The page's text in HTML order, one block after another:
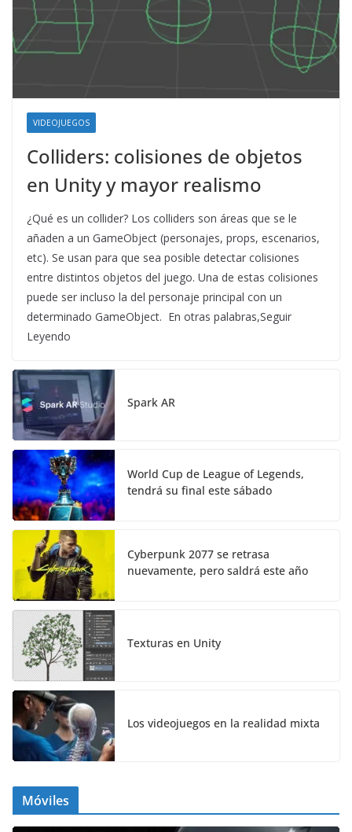
VIDEOJUEGOS
Colliders: colisiones de objetos
en Unity y mayor realismo
¿Qué es un collider? Los colliders son áreas que se le
añaden a un GameObject (personajes, props, escenarios,
etc). Se usan para que sea posible detectar colisiones
entre distintos objetos del juego. Una de estas colisiones
puede ser incluso la del personaje principal con un
determinado GameObject. En otras palabras,Seguir
Leyendo
Spark AR
World Cup de League of Legends,
tendrá su final este sábado
Cyberpunk 2077 se retrasa
nuevamente, pero saldrá este año
Texturas en Unity
Los videojuegos en la realidad mixta
Móviles